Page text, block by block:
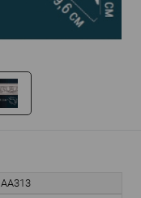
AA313